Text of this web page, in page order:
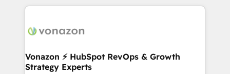
l'international, nous travaillons avec des ETI
delà d’une simple transformation digitale et des
➤ L’intégration de CRM et de méthodologie RevOps
pour aligner les équipes marketing, commerciales et
Vonazon ⚡ HubSpot RevOps & Growth
Strategy Experts